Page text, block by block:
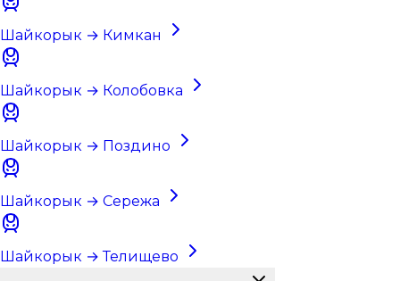
Шайкорык → Кимкан
Шайкорык → Колобовка
Шайкорык → Поздино
Шайкорык → Сережа
Шайкорык → Телищево